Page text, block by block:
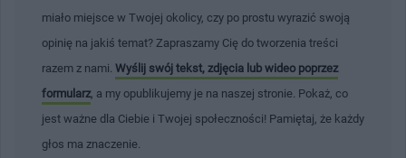
miało miejsce w Twojej okolicy, czy po prostu wyrazić swoją
opinię na jakiś temat? Zapraszamy Cię do tworzenia treści
razem z nami. Wyślij swój tekst, zdjęcia lub wideo poprzez
formularz , a my opublikujemy je na naszej stronie. Pokaż, co
jest ważne dla Ciebie i Twojej społeczności! Pamiętaj, że każdy
głos ma znaczenie.